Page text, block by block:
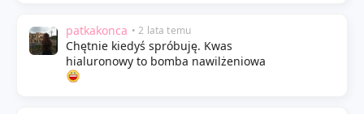
patkakonca • 2 lata temu
Chętnie kiedyś spróbuję. Kwas
hialuronowy to bomba nawilżeniowa